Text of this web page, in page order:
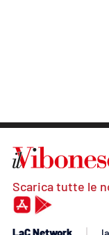
Scarica tutte le
LaC Network